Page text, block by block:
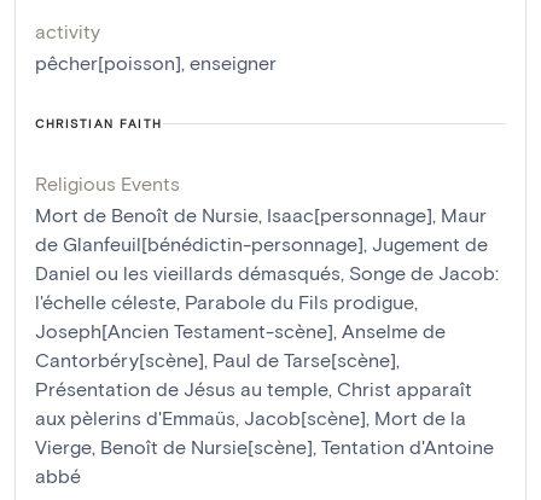
activity
pêcher[poisson], enseigner
CHRISTIAN FAITH
Religious Events
Mort de Benoît de Nursie, Isaac[personnage], Maur
de Glanfeuil[bénédictin-personnage], Jugement de
Daniel ou les vieillards démasqués, Songe de Jacob:
l'échelle céleste, Parabole du Fils prodigue,
Joseph[Ancien Testament-scène], Anselme de
Cantorbéry[scène], Paul de Tarse[scène],
Présentation de Jésus au temple, Christ apparaît
aux pèlerins d'Emmaüs, Jacob[scène], Mort de la
Vierge, Benoît de Nursie[scène], Tentation d'Antoine
abbé